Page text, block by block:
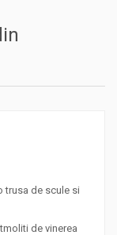
trusa de scule si
de vinerea